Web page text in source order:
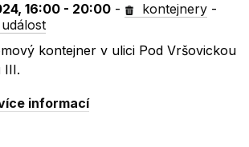
16:00 - 20:00 - kontejnery -
kontejner v ulici Pod Vršovickou
III.
informací